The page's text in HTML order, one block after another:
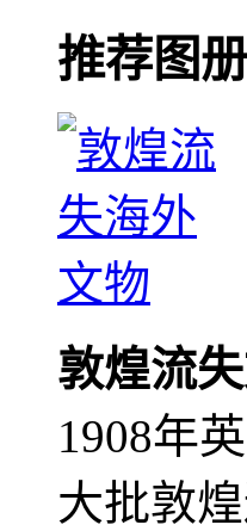
推荐图册
敦煌流
1908年
大批敦